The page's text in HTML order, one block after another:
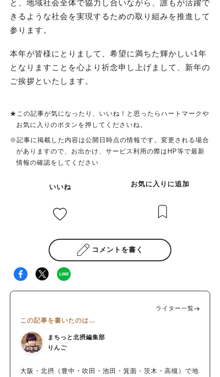
と、地域社会全体で協力し合いながら、誰もが活躍で
きるような社会を実現するための取り組みを推進して
参ります。
本年が皆様にとりまして、希望に満ちた輝かしい1年
となりますことを心より祈念申し上げまして、新年の
ご挨拶といたします。
★この記事が気になったり、いいね！と思ったらハートマークや
お気に入りのボタンを押してくださいね。
※記事に掲載した内容は公開日時点の情報です。変更される場合
がありますので、お出かけ、サービス利用の際はHP等で最新
情報の確認をしてください
いいね お気に入りに追加
コメントを書く
ライター一覧
この記事を書いたのは…
まちっと北摂編集部
りんご
大阪・北摂（豊中・吹田・池田・箕面・茨木・高槻）で地